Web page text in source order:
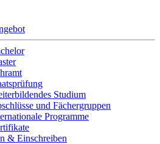
Studium
und Fächergruppen
Programme
& Einschreiben